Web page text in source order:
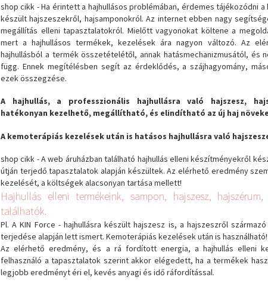
shop cikk - Ha érintett a hajhullásos problémában, érdemes tájékozódni
készült hajszeszekről, hajsamponokról. Az internet ebben nagy
megállítás elleni tapasztalatokról. Mielőtt vagyonokat költene a
mert a hajhullásos termékek, kezelések ára nagyon változó. Az
hajhullásból a termék összetételétől, annak hatásmechanizmusától, és
függ. Ennek megítélésben segít az érdeklődés, a szájhagyomány,
ezek összegzése.
A hajhullás, a professzionális hajhullásra való hajszesz,
hatékonyan kezelhető, megállítható, és elindítható az új haj
A kemoterápiás kezelések után is hatásos hajhullásra való
shop cikk - A web áruházban található hajhullás elleni készítményekről
útján terjedő tapasztalatok alapján készültek. Az elérhető eredmény
kezelését, a költségek alacsonyan tartása mellett!
Hajhullás elleni termékeink, sampon, hajszesz,
találhatók.
Pl. A KIN Force - hajhullásra készült hajszesz is, a hajszeszről
terjedése alapján lett ismert. Kemoterápiás kezelések után is használható!
Az elérhető eredmény, és a rá fordított energia, a hajhullás elleni
felhasználó a tapasztalatok szerint akkor elégedett, ha a termékek
legjobb eredményt éri el, kevés anyagi és idő ráfordítással.